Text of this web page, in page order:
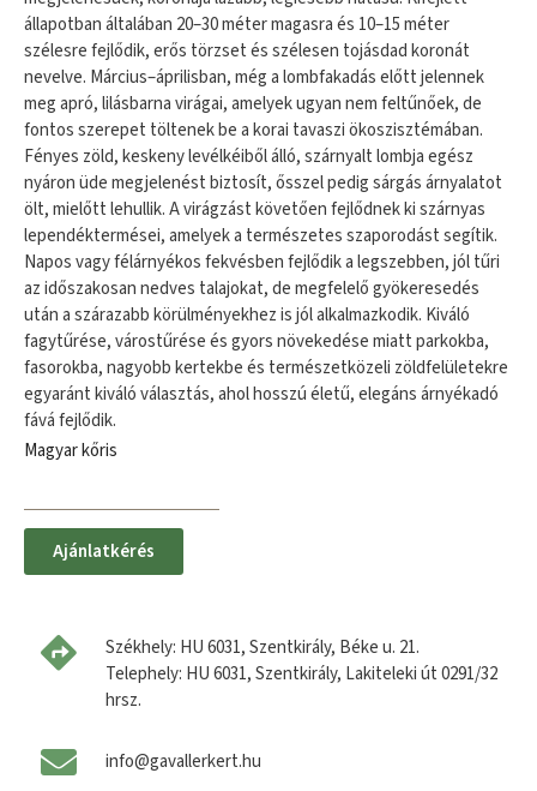
állapotban általában 20–30 méter magasra és 10–15 méter
szélesre fejlődik, erős törzset és szélesen tojásdad koronát
nevelve. Március–áprilisban, még a lombfakadás előtt jelennek
meg apró, lilásbarna virágai, amelyek ugyan nem feltűnőek, de
fontos szerepet töltenek be a korai tavaszi ökoszisztémában.
Fényes zöld, keskeny levélkéiből álló, szárnyalt lombja egész
nyáron üde megjelenést biztosít, ősszel pedig sárgás árnyalatot
ölt, mielőtt lehullik. A virágzást követően fejlődnek ki szárnyas
lependéktermései, amelyek a természetes szaporodást segítik.
Napos vagy félárnyékos fekvésben fejlődik a legszebben, jól tűri
az időszakosan nedves talajokat, de megfelelő gyökeresedés
után a szárazabb körülményekhez is jól alkalmazkodik. Kiváló
fagytűrése, várostűrése és gyors növekedése miatt parkokba,
fasorokba, nagyobb kertekbe és természetközeli zöldfelületekre
egyaránt kiváló választás, ahol hosszú életű, elegáns árnyékadó
fává fejlődik.
Magyar kőris
Ajánlatkérés
Székhely: HU 6031, Szentkirály, Béke u. 21.
Telephely: HU 6031, Szentkirály, Lakiteleki út 0291/32
hrsz.
info@gavallerkert.hu